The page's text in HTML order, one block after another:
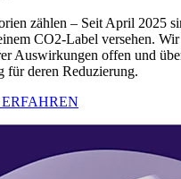
zählen – Seit April 2025
CO2-Label versehen. Wir
Auswirkungen offen und
für deren Reduzierung.